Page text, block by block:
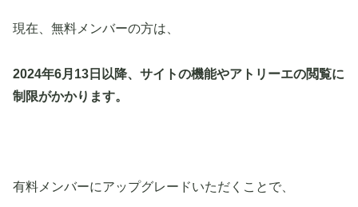
現在、無料メンバーの方は、
2024年6月13日以降、サイトの機能やアトリーエの閲覧に
制限がかかります。
有料メンバーにアップグレードいただくことで、